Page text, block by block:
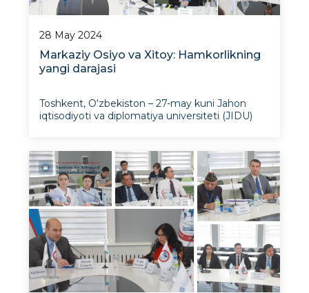
28 May 2024
Markaziy Osiyo va Xitoy: Hamkorlikning
yangi darajasi
Toshkent, O‘zbekiston – 27-may kuni Jahon
iqtisodiyoti va diplomatiya universiteti (JIDU)
darajasi” mavzusida davra suhbati bo‘lib o‘tdi.
Tadbirda universitet rahbar